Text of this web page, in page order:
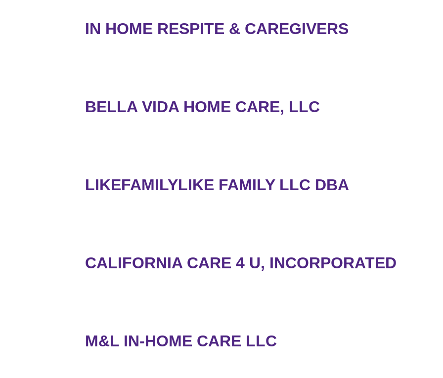
IN HOME RESPITE & CAREGIVERS
BELLA VIDA HOME CARE, LLC
LIKEFAMILYLIKE FAMILY LLC DBA
CALIFORNIA CARE 4 U, INCORPORATED
M&L IN-HOME CARE LLC